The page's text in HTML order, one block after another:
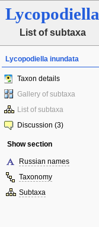
Lycopodiella
List of subtaxa
Lycopodiella inundata
Taxon details
Gallery of subtaxa
List of subtaxa
Discussion (3)
Show section
Russian names
Taxonomy
Subtaxa